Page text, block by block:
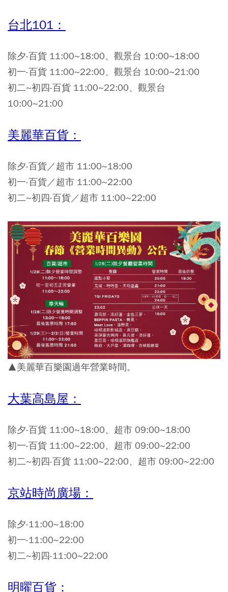
台北101：
除夕-百貨 11:00~18:00、觀景台 10:00~18:00
初一-百貨 11:00~22:00、觀景台 10:00~21:00
初二~初四-百貨 11:00~22:00、觀景台
10:00~21:00
美麗華百貨：
除夕-百貨／超市 11:00~18:00
初一-百貨／超市 11:00~22:00
初二~初四-百貨／超市 11:00~22:00
▲美麗華百樂園過年營業時間。
大葉高島屋：
除夕-百貨 11:00~18:00、超市 09:00~18:00
初一-百貨 11:00~22:00、超市 09:00~22:00
初二~初四-百貨 11:00~22:00、超市 09:00~22:00
京站時尚廣場：
除夕-11:00~18:00
初一-11:00~22:00
初二~初四-11:00~22:00
明曜百貨：